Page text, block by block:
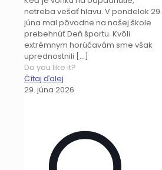
netreba vešať hlavu. V pondelok 29.
júna mal pôvodne na našej škole
prebehnúť Deň športu. Kvôli
extrémnym horúčavám sme však
uprednostnili […]
Do you like it?
Čítaj ďalej
29. júna 2026